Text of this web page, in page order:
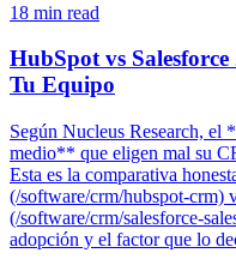
18 min read
HubSpot vs
Tu Equipo
Según Nucleus Research, el
medio** que eligen mal su
Esta es la comparativa
(/software/crm/hubspot-crm)
(/software/crm/salesforce-
adopción y el factor que lo